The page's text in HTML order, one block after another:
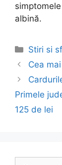
albină.
Stiri si
Post
navigation
Cea
Primele
125 de lei